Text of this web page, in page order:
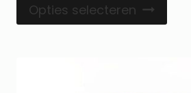
Opties selecteren